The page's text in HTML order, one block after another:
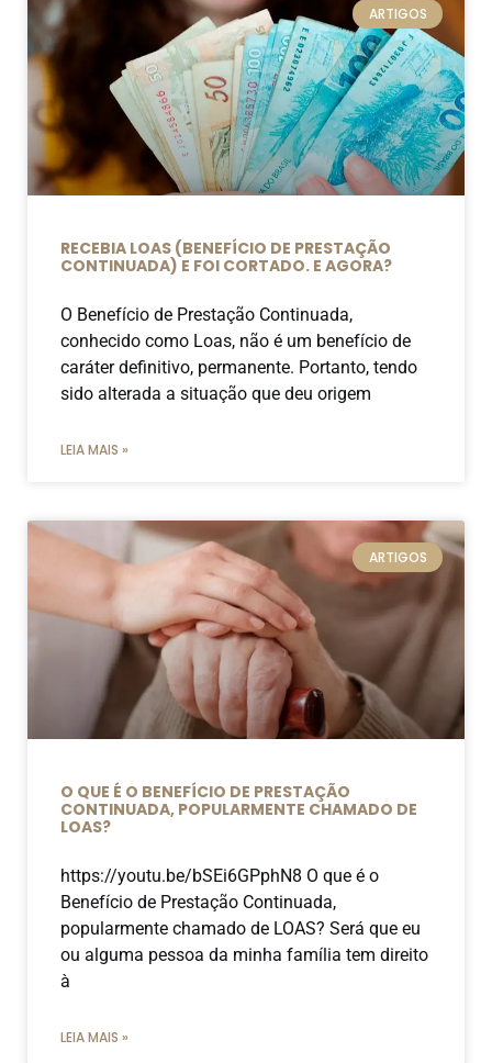
ARTIGOS
RECEBIA LOAS (BENEFÍCIO DE PRESTAÇÃO
CONTINUADA) E FOI CORTADO. E AGORA?
O Benefício de Prestação Continuada,
conhecido como Loas, não é um benefício de
caráter definitivo, permanente. Portanto, tendo
sido alterada a situação que deu origem
LEIA MAIS »
ARTIGOS
O QUE É O BENEFÍCIO DE PRESTAÇÃO
CONTINUADA, POPULARMENTE CHAMADO DE
LOAS?
https://youtu.be/bSEi6GPphN8 O que é o
Benefício de Prestação Continuada,
popularmente chamado de LOAS? Será que eu
ou alguma pessoa da minha família tem direito
à
LEIA MAIS »